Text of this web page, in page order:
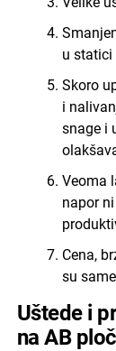
u statici
Skoro
i
snage i
Veoma
napor
Cena,
su
Uštede i
na AB